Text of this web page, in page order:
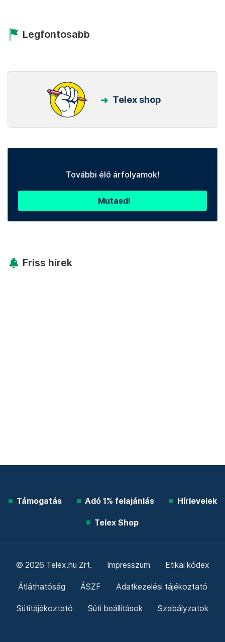
Legfontosabb
Telex shop
További élő árfolyamok!
Mutasd!
Friss hírek
Támogatás Adó 1% felajánlás Hírlevelek
Telex Shop
© 2026 Telex.hu Zrt. Impresszum Etikai kódex
Átláthatóság ÁSZF Adatkezelési tájékoztató
Sütitájékoztató Süti beállítások Szabályzatok